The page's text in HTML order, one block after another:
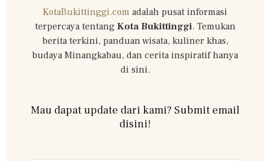
KotaBukittinggi.com adalah pusat informasi
terpercaya tentang Kota Bukittinggi. Temukan
berita terkini, panduan wisata, kuliner khas,
budaya Minangkabau, dan cerita inspiratif hanya
di sini.
Mau dapat update dari kami? Submit email
disini!